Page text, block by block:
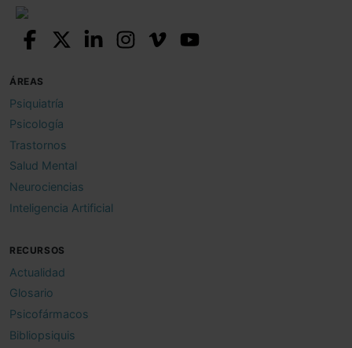
ÁREAS
Psiquiatría
Psicología
Trastornos
Salud Mental
Neurociencias
Inteligencia Artificial
RECURSOS
Actualidad
Glosario
Psicofármacos
Bibliopsiquis